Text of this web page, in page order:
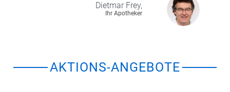
Dietmar Frey,
Ihr Apotheker
AKTIONS-ANGEBOTE